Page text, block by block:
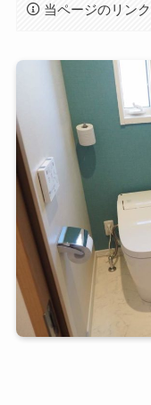
当ページのリン